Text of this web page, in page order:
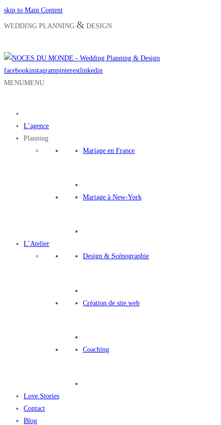
skip to Main Content
WEDDING PLANNING & DESIGN
facebookinstagrampinterestlinkedin
MENUMENU
L’agence
Planning
Mariage en France
Mariage à New-York
L’Atelier
Design & Scénographie
Création de site web
Coaching
Love Stories
Contact
Blog